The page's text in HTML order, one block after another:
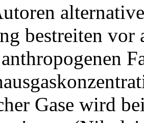
bestreiten vor
Gase wird